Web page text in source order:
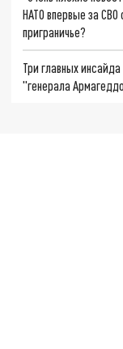
НАТО впервые за
приграничье?
Три главных
"генерала